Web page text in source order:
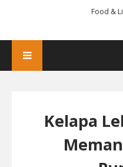
Food &
Kelapa